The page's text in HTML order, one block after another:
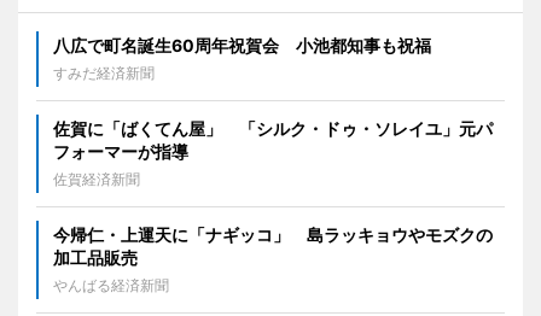
八広で町名誕生60周年祝賀会 小池都知事も祝福
すみだ経済新聞
佐賀に「ばくてん屋」 「シルク・ドゥ・ソレイユ」元パ
フォーマーが指導
佐賀経済新聞
今帰仁・上運天に「ナギッコ」 島ラッキョウやモズクの
加工品販売
やんばる経済新聞